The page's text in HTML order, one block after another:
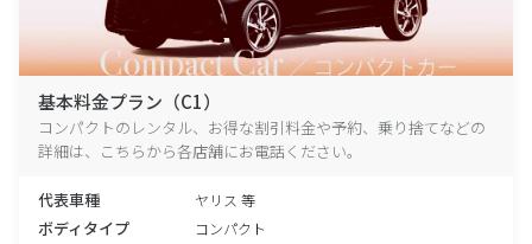
基本料金プラン（C1）
コンパクトのレンタル、お得な割引料金や予約、乗り捨てなどの
詳細は、こちらから各店舗にお電話ください。
代表車種 ヤリス 等
ボディタイプ コンパクト